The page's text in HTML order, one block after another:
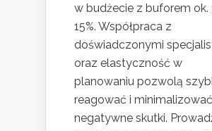
w budżecie z buforem ok.
15%. Współpraca z
doświadczonymi
oraz elastyczność w
planowaniu pozwolą
reagować i minimalizować
negatywne skutki.